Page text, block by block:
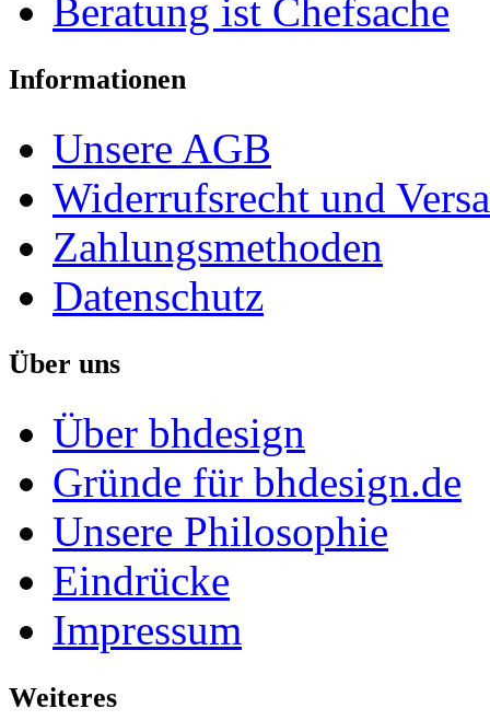
Beratung ist Chefsache
Informationen
Unsere AGB
Widerrufsrecht und
Zahlungsmethoden
Datenschutz
Über uns
Über bhdesign
Gründe für bhdesign.de
Unsere Philosophie
Eindrücke
Impressum
Weiteres